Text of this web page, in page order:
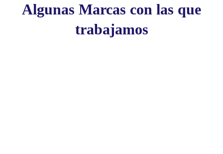
Algunas Marcas con las que
trabajamos